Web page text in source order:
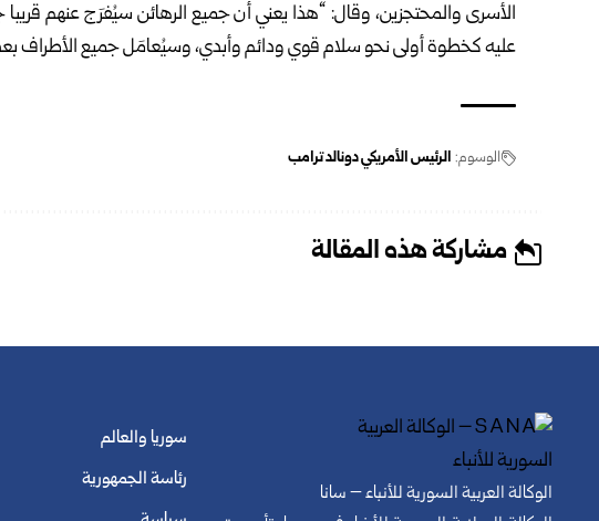
الأسرى والمحتجزين، وقال: “هذا يعني أن جميع الرهائن سيُفرَج عنهم
عليه كخطوة أولى نحو سلام قوي ودائم وأبدي، وسيُعامَل جميع الأطراف
الوسوم: الرئيس الأمريكي دونالد ترامب
مشاركة هذه المقالة
الوكالة العربية السورية للأنباء – سانا
سوريا والعالم
رئاسة الجمهورية